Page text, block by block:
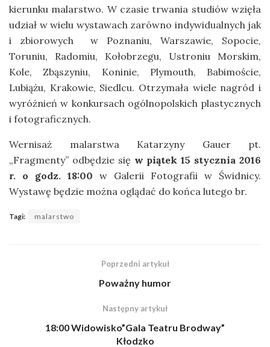
kierunku malarstwo. W czasie trwania studiów wzięła
udział w wielu wystawach zarówno indywidualnych jak
i zbiorowych w Poznaniu, Warszawie, Sopocie,
Toruniu, Radomiu, Kołobrzegu, Ustroniu Morskim,
Kole, Zbąszyniu, Koninie, Plymouth, Babimoście,
Lubiążu, Krakowie, Siedlcu. Otrzymała wiele nagród i
wyróżnień w konkursach ogólnopolskich plastycznych
i fotograficznych.
Wernisaż malarstwa Katarzyny Gauer pt.
„Fragmenty” odbędzie się w piątek 15 stycznia 2016
r. o godz. 18:00 w Galerii Fotografii w Świdnicy.
Wystawę będzie można oglądać do końca lutego br.
Tagi: malarstwo
Poprzedni artykuł
Poważny humor
Następny artykuł
18:00 Widowisko”Gala Teatru Brodway”
Kłodzko